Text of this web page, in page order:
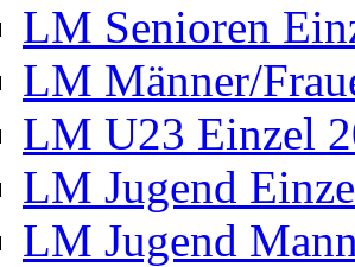
LM Senioren
LM Männer/
LM U23 Einzel
LM Jugend
LM Jugend